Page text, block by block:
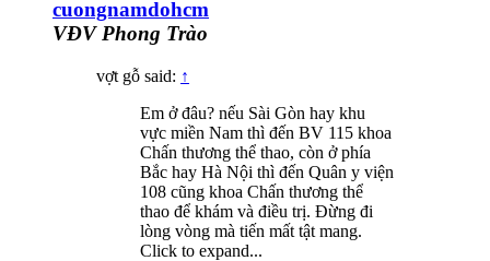
cuongnamdohcm
VĐV Phong Trào
vợt gỗ said: ↑
Em ở đâu? nếu Sài Gòn hay khu
vực miền Nam thì đến BV 115 khoa
Chấn thương thể thao, còn ở phía
Bắc hay Hà Nội thì đến Quân y viện
108 cũng khoa Chấn thương thể
thao để khám và điều trị. Đừng đi
lòng vòng mà tiến mất tật mang.
Click to expand...